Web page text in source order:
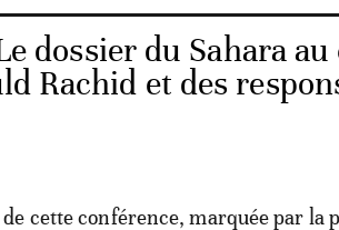
dossier du Sahara
Rachid et des
cette conférence, marquée par la